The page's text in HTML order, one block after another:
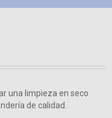
una limpieza en seco
de calidad.